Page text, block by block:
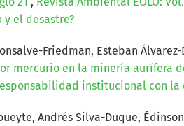
el desastre?
Friedman, Esteban
mercurio en la minería aurífera
institucional con
Andrés Silva-Duque,